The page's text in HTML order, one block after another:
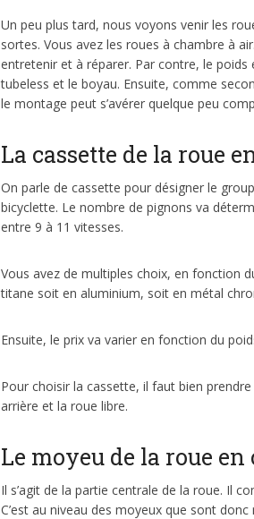
Un peu plus tard, nous voyons venir les
sortes. Vous avez les roues à chambre à
entretenir et à réparer. Par contre, le poids
tubeless et le boyau. Ensuite, comme
le montage peut s’avérer quelque peu
La cassette de la roue
On parle de cassette pour désigner le
bicyclette. Le nombre de pignons va
entre 9 à 11 vitesses.
Vous avez de multiples choix, en fonction
titane soit en aluminium, soit en métal
Ensuite, le prix va varier en fonction du
Pour choisir la cassette, il faut bien
arrière et la roue libre.
Le moyeu de la roue en
Il s’agit de la partie centrale de la roue. Il
C’est au niveau des moyeux que sont